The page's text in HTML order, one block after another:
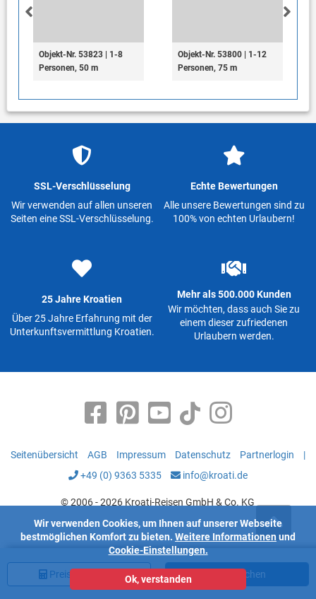
Objekt-Nr. 53823 | 1-8
Personen, 50 m
Objekt-Nr. 53800 | 1-12
Personen, 75 m
Preis Jetzt buchen
SSL-Verschlüsselung
Wir verwenden auf allen unseren
Seiten eine SSL-Verschlüsselung.
Echte Bewertungen
Alle unsere Bewertungen sind zu
100% von echten Urlaubern!
25 Jahre Kroatien
Über 25 Jahre Erfahrung mit der
Unterkunftsvermittlung Kroatien.
Mehr als 500.000 Kunden
Wir möchten, dass auch Sie zu
einem dieser zufriedenen
Urlaubern werden.
Seitenübersicht AGB Impressum Datenschutz Partnerlogin
|
+49 (0) 9363 5335
info@kroati.de
© 2006 - 2026 Kroati-Reisen GmbH & Co. KG
Wir verwenden Cookies, um Ihnen auf unserer Webseite
bestmöglichen Komfort zu bieten. Weitere Informationen und
Cookie-Einstellungen.
Ok, verstanden